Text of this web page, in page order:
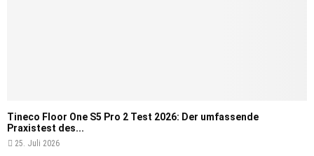
Tineco Floor One S5 Pro 2 Test 2026: Der umfassende
Praxistest des...
25. Juli 2026